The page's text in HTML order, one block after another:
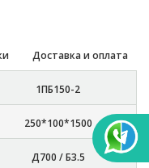
Доставка и оплата
1ПБ150-2
250*100*1500
Д700 / Б3.5